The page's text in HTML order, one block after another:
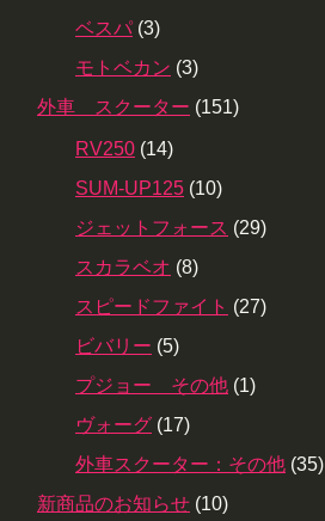
ベスパ (3)
モトベカン (3)
外車 スクーター (151)
RV250 (14)
SUM-UP125 (10)
ジェットフォース (29)
スカラベオ (8)
スピードファイト (27)
ビバリー (5)
プジョー その他 (1)
ヴォーグ (17)
外車スクーター：その他 (35)
新商品のお知らせ (10)